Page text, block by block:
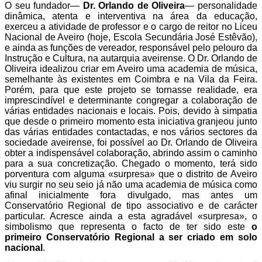
O seu fundador— Dr. Orlando de Oliveira— personalidade
dinâmica, atenta e interventiva na área da educação,
exerceu a atividade de professor e o cargo de reitor no Liceu
Nacional de Aveiro (hoje, Escola Secundária José Estêvão),
e ainda as funções de vereador, responsável pelo pelouro da
Instrução e Cultura, na autarquia aveirense. O Dr. Orlando de
Oliveira idealizou criar em Aveiro uma academia de música,
semelhante às existentes em Coimbra e na Vila da Feira.
Porém, para que este projeto se tornasse realidade, era
imprescindível e determinante congregar a colaboração de
várias entidades nacionais e locais. Pois, devido à simpatia
que desde o primeiro momento esta iniciativa granjeou junto
das várias entidades contactadas, e nos vários sectores da
sociedade aveirense, foi possível ao Dr. Orlando de Oliveira
obter a indispensável colaboração, abrindo assim o caminho
para a sua concretização. Chegado o momento, terá sido
porventura com alguma «surpresa» que o distrito de Aveiro
viu surgir no seu seio já não uma academia de música como
afinal inicialmente fora divulgado, mas antes um
Conservatório Regional de tipo associativo e de carácter
particular. Acresce ainda a esta agradável «surpresa», o
simbolismo que representa o facto de ter sido este o
primeiro Conservatório Regional a ser criado em solo
nacional .